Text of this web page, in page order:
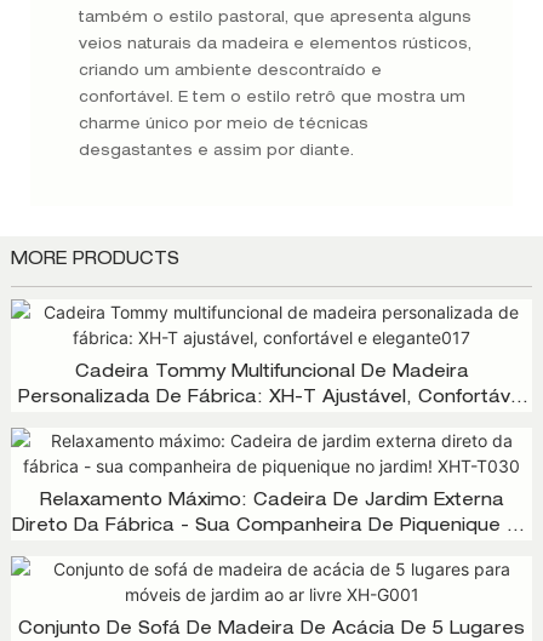
também o estilo pastoral, que apresenta alguns
veios naturais da madeira e elementos rústicos,
criando um ambiente descontraído e
confortável. E tem o estilo retrô que mostra um
charme único por meio de técnicas
desgastantes e assim por diante.
MORE PRODUCTS
Cadeira Tommy Multifuncional De Madeira
Personalizada De Fábrica: XH-T Ajustável, Confortável
Relaxamento Máximo: Cadeira De Jardim Externa
Direto Da Fábrica - Sua Companheira De Piquenique No
Conjunto De Sofá De Madeira De Acácia De 5 Lugares